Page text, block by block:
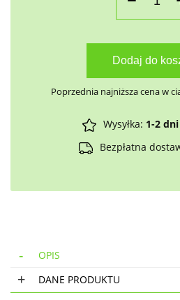
Dodaj do
Poprzednia najniższa cena w
Wysyłka: 1-2
Bezpłatna
OPIS
DANE PRODUKTU